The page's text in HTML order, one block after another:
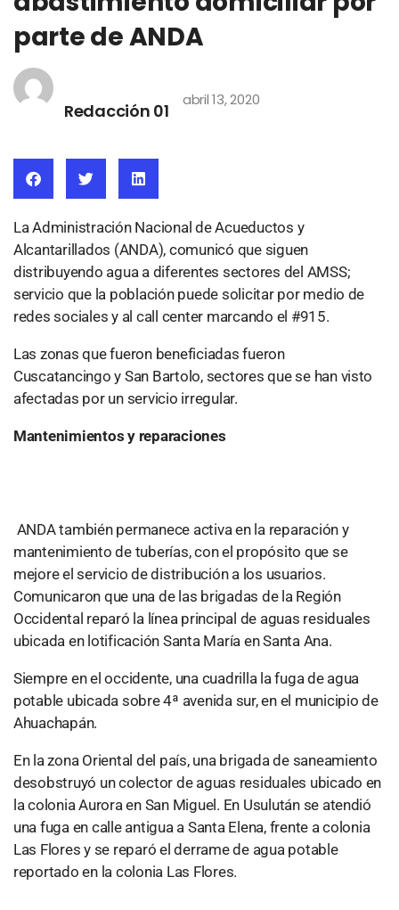
parte de ANDA
Redacción 01
abril 13, 2020
La Administración Nacional de Acueductos y
Alcantarillados (ANDA), comunicó que siguen
distribuyendo agua a diferentes sectores del AMSS;
servicio que la población puede solicitar por medio de
redes sociales y al call center marcando el #915.
Las zonas que fueron beneficiadas fueron
Cuscatancingo y San Bartolo, sectores que se han visto
afectadas por un servicio irregular.
Mantenimientos y reparaciones
ANDA también permanece activa en la reparación y
mantenimiento de tuberías, con el propósito que se
mejore el servicio de distribución a los usuarios.
Comunicaron que una de las brigadas de la Región
Occidental reparó la línea principal de aguas residuales
ubicada en lotificación Santa María en Santa Ana.
Siempre en el occidente, una cuadrilla la fuga de agua
potable ubicada sobre 4ª avenida sur, en el municipio de
Ahuachapán.
En la zona Oriental del país, una brigada de saneamiento
desobstruyó un colector de aguas residuales ubicado en
la colonia Aurora en San Miguel. En Usulután se atendió
una fuga en calle antigua a Santa Elena, frente a colonia
Las Flores y se reparó el derrame de agua potable
reportado en la colonia Las Flores.